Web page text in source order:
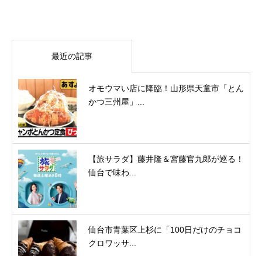
最近の記事
オモウマい店に降臨！山形県天童市「とん
かつ三州屋」...
【旅サラダ】藤井隆＆宮藤官九郎が巡る！
仙台で味わ...
仙台市青葉区上杉に「100日だけのチョコ
クロワッサ...